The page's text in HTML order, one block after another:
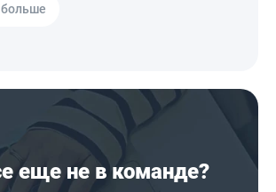
больше
еще не в команде?